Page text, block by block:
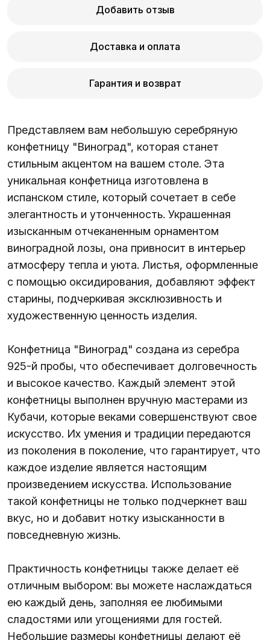
Добавить отзыв
Доставка и оплата
Гарантия и возврат
Представляем вам небольшую серебряную
конфетницу "Виноград", которая станет
стильным акцентом на вашем столе. Эта
уникальная конфетница изготовлена в
испанском стиле, который сочетает в себе
элегантность и утонченность. Украшенная
изысканным отчеканенным орнаментом
виноградной лозы, она привносит в интерьер
атмосферу тепла и уюта. Листья, оформленные
с помощью оксидирования, добавляют эффект
старины, подчеркивая эксклюзивность и
художественную ценность изделия.
Конфетница "Виноград" создана из серебра
925-й пробы, что обеспечивает долговечность
и высокое качество. Каждый элемент этой
конфетницы выполнен вручную мастерами из
Кубачи, которые веками совершенствуют свое
искусство. Их умения и традиции передаются
из поколения в поколение, что гарантирует, что
каждое изделие является настоящим
произведением искусства. Использование
такой конфетницы не только подчеркнет ваш
вкус, но и добавит нотку изысканности в
повседневную жизнь.
Практичность конфетницы также делает её
отличным выбором: вы можете наслаждаться
ею каждый день, заполняя ее любимыми
сладостями или угощениями для гостей.
Небольшие размеры конфетницы делают её